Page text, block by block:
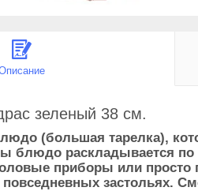
зеленый 38 см.
(большая тарелка),
блюдо раскладывается по
приборы или
повседневных застольях.